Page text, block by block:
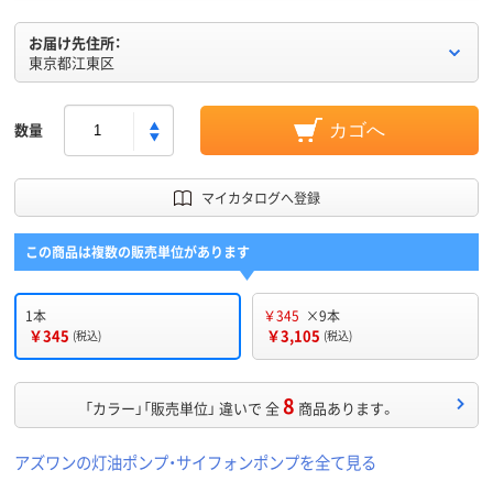
お届け先住所：
東京都江東区
数量 カゴへ
マイカタログへ登録
この商品は複数の販売単位があります
1本
￥345 (税込)
￥345 ×9本
￥3,105 (税込)
「カラー」「販売単位」 違いで 全8 商品あります。
アズワンの灯油ポンプ・サイフォンポンプを全て見る